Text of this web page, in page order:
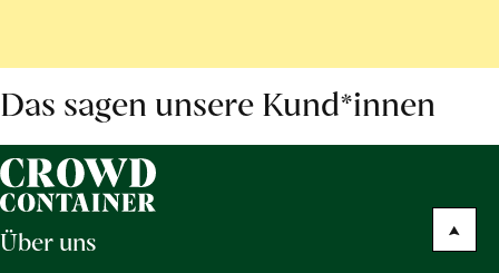
Das sagen unsere Kund*innen
Über uns